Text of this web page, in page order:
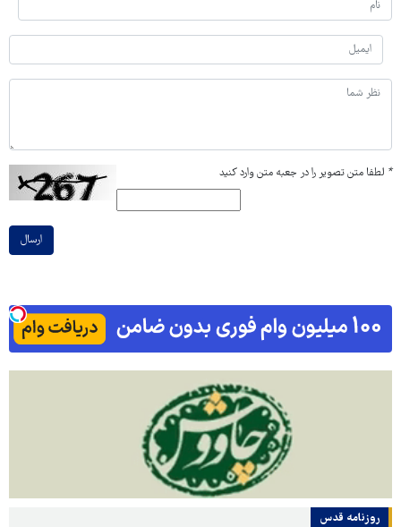
* لطفا متن تصویر را در جعبه متن وارد کنید
ارسال
روزنامه قدس